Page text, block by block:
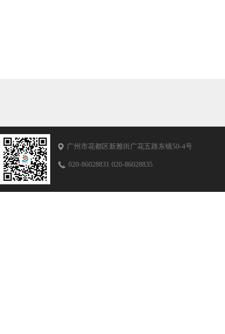
广州市花都区新雅街广花五路东镜50-4号
020-86028831 020-86028835